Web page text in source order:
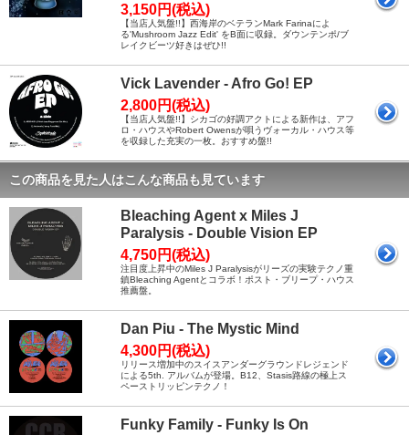
3,150円(税込)
【当店人気盤!!】西海岸のベテランMark Farinaによ
る'Mushroom Jazz Edit' をB面に収録。ダウンテンポ/ブ
レイクビーツ好きはぜひ!!
Vick Lavender - Afro Go! EP
2,800円(税込)
【当店人気盤!!】シカゴの好調アクトによる新作は、アフ
ロ・ハウスやRobert Owensが唄うヴォーカル・ハウス等
を収録した充実の一枚。おすすめ盤!!
この商品を見た人はこんな商品も見ています
Bleaching Agent x Miles J
Paralysis - Double Vision EP
4,750円(税込)
注目度上昇中のMiles J Paralysisがリーズの実験テクノ重
鎮Bleaching Agentとコラボ！ポスト・ブリープ・ハウス
推薦盤。
Dan Piu - The Mystic Mind
4,300円(税込)
リリース増加中のスイスアンダーグラウンドレジェンド
による5th. アルバムが登場。B12、Stasis路線の極上ス
ペーストリッピンテクノ！
Funky Family - Funky Is On